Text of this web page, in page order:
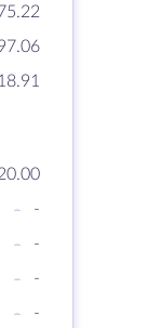
-
-
-
-
-
-
-
-